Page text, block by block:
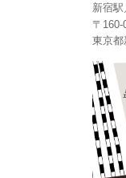
新宿
〒160-
東京